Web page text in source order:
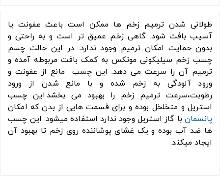
طولانی شدن ترمیم زخم ها ممکن است باعث عفونت یا
آسیب بافت شود. گاهی زخم عمیق تر است و به راحتی و
بدون حمایت امکان ترمیم وجود ندارد. در این حالت چسم
چسب زخم سیلیکونی موتکس به کمک بافت مربوطه آمده و
ترمیم آن را سرعت می دهد. این چسب مانع از عفونت و
ورود آلودگی به زخم شده و با مانع شدن از ورود
رطوبت،سرعت ترمیم زخم را بهبود می بخشد.این چسب
استریل و متخلخل بوده و برای قسمت هایی از بدن که امکان
پانسمانبا گاز استریل وجود ندارد استفاده میشود. این چسب
ها ضد آب بوده و یک غشای پوشاننده روی زخم تا بهبود آن
ایجاد میکند.